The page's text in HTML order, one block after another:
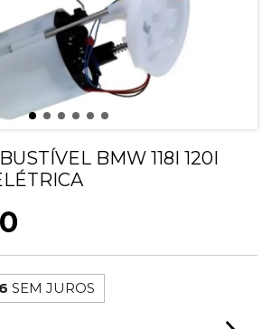
BMW 118I 120I
SEM JUROS